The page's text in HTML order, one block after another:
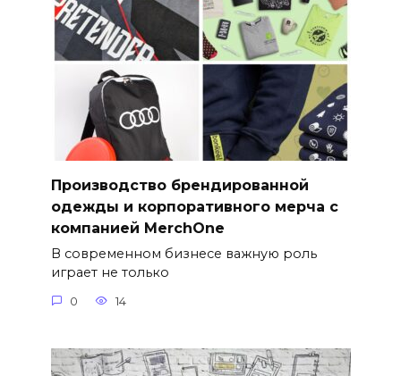
Производство брендированной
одежды и корпоративного мерча с
компанией MerchOne
В современном бизнесе важную роль
играет не только
0 14